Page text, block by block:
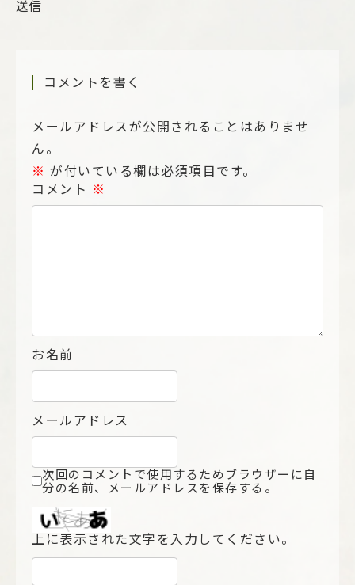
送信
コメントを書く
メールアドレスが公開されることはありませ
ん。
※ が付いている欄は必須項目です。
コメント ※
お名前
メールアドレス
次回のコメントで使用するためブラウザーに自
分の名前、メールアドレスを保存する。
上に表示された文字を入力してください。